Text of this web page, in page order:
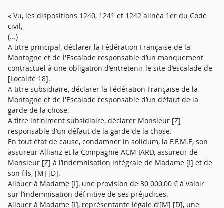
« Vu, les dispositions 1240, 1241 et 1242 alinéa 1er du Code
civil,
(...)
A titre principal, déclarer la Fédération Française de la
Montagne et de l'Escalade responsable d’un manquement
contractuel à une obligation d’entretenir le site d’escalade de
[Localité 18].
A titre subsidiaire, déclarer la Fédération Française de la
Montagne et de l'Escalade responsable d’un défaut de la
garde de la chose.
A titre infiniment subsidiaire, déclarer Monsieur [Z]
responsable d’un défaut de la garde de la chose.
En tout état de cause, condamner in solidum, la F.F.M.E, son
assureur Allianz et la Compagnie ACM IARD, assureur de
Monsieur [Z] à l’indemnisation intégrale de Madame [I] et de
son fils, [M] [D].
Allouer à Madame [I], une provision de 30 000,00 € à valoir
sur l’indemnisation définitive de ses préjudices.
Allouer à Madame [I], représentante légale d’[M] [D], une